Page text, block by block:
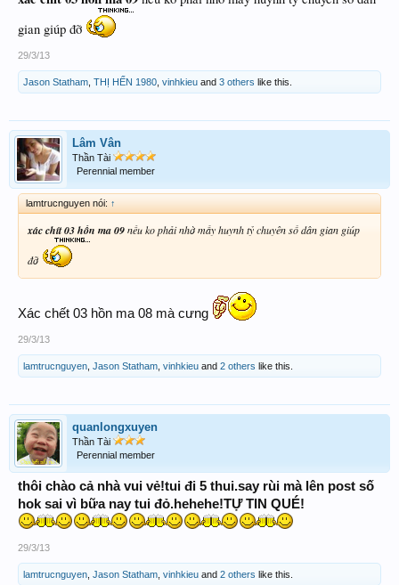
gian giúp đỡ
29/3/13
Jason Statham THỊ HẾN 1980 vinhkieu and 3 others like this.
Lâm Vân
Thần Tài
Perennial member
lamtrucnguyen nói: ↑
xác chít 03 hồn ma 09nếu ko phải nhờ mấy huynh tỷ chuyên số dân gian giúp
đỡ
Xác chết 03 hồn ma 08 mà cưng
29/3/13
lamtrucnguyen Jason Statham vinhkieu and 2 others like this.
quanlongxuyen
Thần Tài
Perennial member
thôi chào cả nhà vui vẻ!tui đi 5 thui.say rùi mà lên post số
hok sai vì bữa nay tui đỏ.hehehe!TỰ TIN QUÉ!
29/3/13
lamtrucnguyen Jason Statham vinhkieu and 2 others like this.